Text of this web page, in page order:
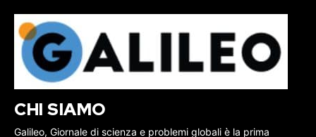
CHI SIAMO
Galileo, Giornale di scienza e problemi globali è la prima